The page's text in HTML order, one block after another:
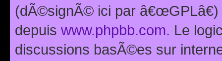
(dÃ©signÃ© ici par
depuis www.phpbb.com. Le
discussions basÃ©es sur